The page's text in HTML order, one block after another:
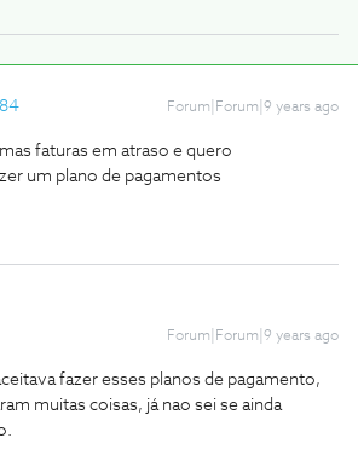
Forum|Forum|9 years ago
faturas em atraso e quero
um plano de pagamentos
Forum|Forum|9 years ago
fazer esses planos de pagamento,
muitas coisas, já nao sei se ainda